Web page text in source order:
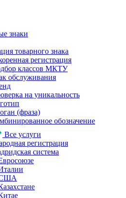
знаки
товарного знака
регистрация
классов МКТУ
обслуживания
на уникальность
(фраза)
обозначение
Все услуги
регистрация
система